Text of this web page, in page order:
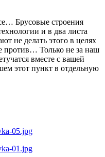
Брусовые строения
и в два листа
не делать этого в целях
Только не за наш
вместе с вашей
этот пункт в отдельную